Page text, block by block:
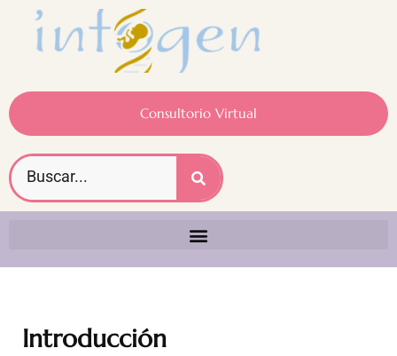
Consultorio Virtual
Introducción